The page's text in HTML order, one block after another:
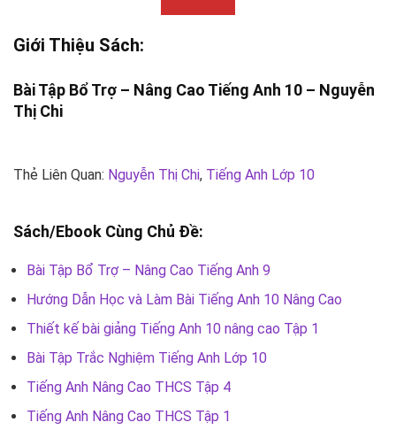
Giới Thiệu Sách:
Bài Tập Bổ Trợ – Nâng Cao Tiếng Anh 10 – Nguyễn
Thị Chi
Thẻ Liên Quan: Nguyễn Thị Chi, Tiếng Anh Lớp 10
Sách/Ebook Cùng Chủ Đề:
Bài Tập Bổ Trợ – Nâng Cao Tiếng Anh 9
Hướng Dẫn Học và Làm Bài Tiếng Anh 10 Nâng Cao
Thiết kế bài giảng Tiếng Anh 10 nâng cao Tập 1
Bài Tập Trắc Nghiệm Tiếng Anh Lớp 10
Tiếng Anh Nâng Cao THCS Tập 4
Tiếng Anh Nâng Cao THCS Tập 1